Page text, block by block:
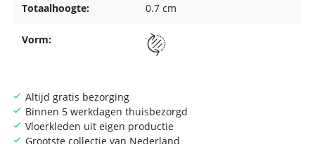
Altijd gratis bezorging
Binnen 5 werkdagen thuisbezorgd
Vloerkleden uit eigen productie
Grootste collectie van Nederland
Totaalhoogte: 0.7 cm
Vorm: